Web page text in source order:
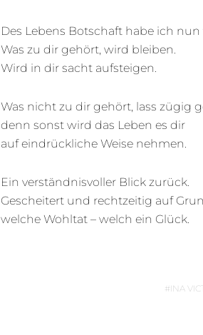
Des Lebens Botschaft habe ich nun
Was zu dir gehört, wird bleiben.
Wird in dir sacht aufsteigen.
Was nicht zu dir gehört, lass zügig
denn sonst wird das Leben es dir
auf eindrückliche Weise nehmen.
Ein verständnisvoller Blick zurück.
Gescheitert und rechtzeitig auf
welche Wohltat – welch ein Glück.
INA